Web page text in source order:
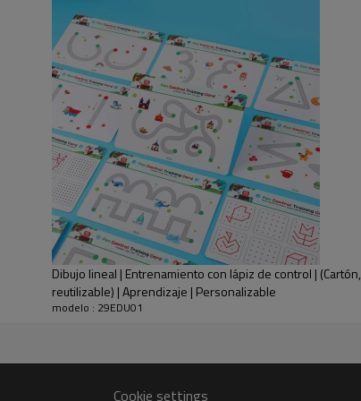
● Incluye 30 tarjetas con
● Incluye 2 rotuladores de
Dibujo lineal | Entrenamiento con lápiz de control |
reutilizable) | Aprendizaje | Personalizable
modelo : 29EDU01
Cookie settings